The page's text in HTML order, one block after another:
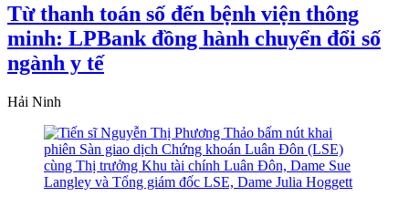
Từ thanh toán số đến bệnh viện thông
minh: LPBank đồng hành chuyển đổi số
ngành y tế
Hải Ninh